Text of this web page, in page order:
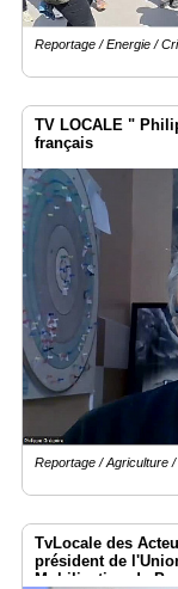
Reportage / Energie /
TV LOCALE "
français
Reportage / Agriculture
TvLocale des
président de
Mobilisation de